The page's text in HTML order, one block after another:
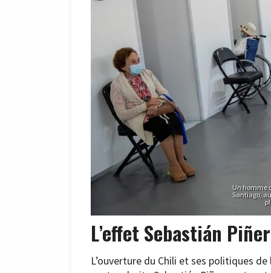
Un homme
Santiago,
L’effet Sebastián
L’ouverture du Chili et ses politiques